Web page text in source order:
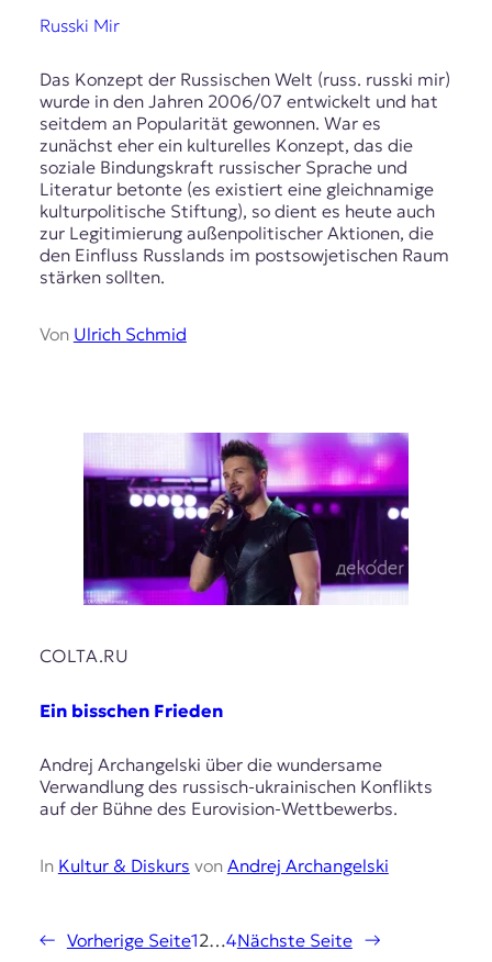
Russki Mir
Das Konzept der Russischen Welt (russ. russki mir)
wurde in den Jahren 2006/07 entwickelt und hat
seitdem an Popularität gewonnen. War es
zunächst eher ein kulturelles Konzept, das die
soziale Bindungskraft russischer Sprache und
Literatur betonte (es existiert eine gleichnamige
kulturpolitische Stiftung), so dient es heute auch
zur Legitimierung außenpolitischer Aktionen, die
den Einfluss Russlands im postsowjetischen Raum
stärken sollten.
Von Ulrich Schmid
COLTA.RU
Ein bisschen Frieden
Andrej Archangelski über die wundersame
Verwandlung des russisch-ukrainischen Konflikts
auf der Bühne des Eurovision-Wettbewerbs.
In Kultur & Diskurs von Andrej Archangelski
← Vorherige Seite12…4Nächste Seite →